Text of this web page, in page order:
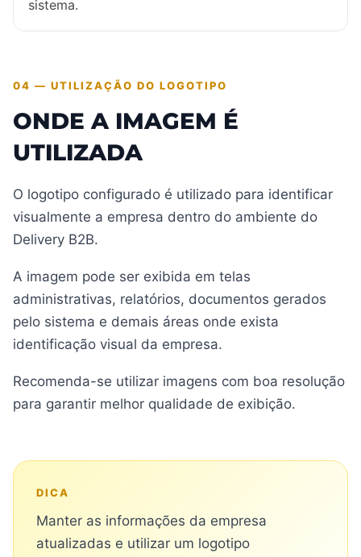
sistema.
04 — UTILIZAÇÃO DO LOGOTIPO
ONDE A IMAGEM É
UTILIZADA
O logotipo configurado é utilizado para identificar
visualmente a empresa dentro do ambiente do
Delivery B2B.
A imagem pode ser exibida em telas
administrativas, relatórios, documentos gerados
pelo sistema e demais áreas onde exista
identificação visual da empresa.
Recomenda-se utilizar imagens com boa resolução
para garantir melhor qualidade de exibição.
DICA
Manter as informações da empresa
atualizadas e utilizar um logotipo